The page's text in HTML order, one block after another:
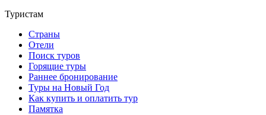
Туристам
Страны
Отели
Поиск туров
Горящие туры
Раннее бронирование
Туры на Новый Год
Как купить и оплатить тур
Памятка